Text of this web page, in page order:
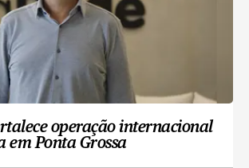
operação internacional
em Ponta Grossa